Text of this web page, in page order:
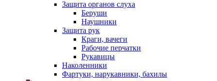
Защита органов слуха
Беруши
Наушники
Защита рук
Краги, вачеги
Рабочие перчатки
Рукавицы
Наколенники
Фартуки, нарукавники, бахилы